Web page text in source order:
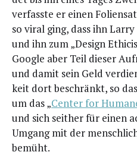
ver­fass­te er einen
so viral ging, dass ihn
und ihn zum „Design
Goog­le aber Teil die­ser
und damit sein Geld
keit dort beschränkt, so
um das „Cen­ter for
und sich seit­her für einen
Umgang mit der
bemüht.